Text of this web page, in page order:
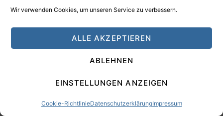
Wir verwenden Cookies, um unseren Service zu verbessern.
ALLE AKZEPTIEREN
ABLEHNEN
EINSTELLUNGEN ANZEIGEN
Cookie-RichtlinieDatenschutzerklärungImpressum
Antwort aufnetmax
Zu kurzfristig gedacht
an investieren und ansonsten 99% der Zeit nichts tun.